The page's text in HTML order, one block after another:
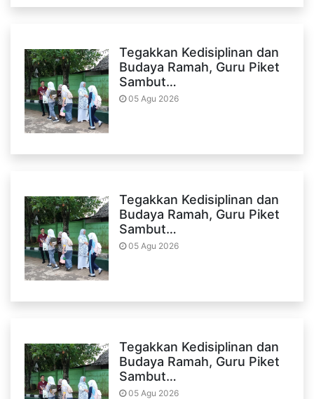
Tegakkan Kedisiplinan dan
Budaya Ramah, Guru Piket
Sambut…
05 Agu 2026
Tegakkan Kedisiplinan dan
Budaya Ramah, Guru Piket
Sambut…
05 Agu 2026
Tegakkan Kedisiplinan dan
Budaya Ramah, Guru Piket
Sambut…
05 Agu 2026